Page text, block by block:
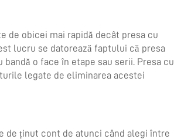
de obicei mai rapidă decât presa cu
lucru se datorează faptului că presa
o face în etape sau serii. Presa cu
legate de eliminarea acestei
de ținut cont de atunci când alegi între